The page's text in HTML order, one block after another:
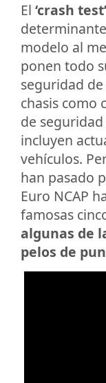
El ‘crash test’
modelo al
ponen todo
seguridad
chasis como
de seguridad
incluyen
vehículos.
han pasado
Euro NCAP
famosas
algunas de
pelos de